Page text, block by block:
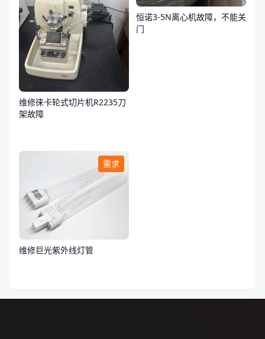
维修徕卡轮式切片机R2235刀
架故障
恒诺3-5N离心机故障，不能关
门
需求
维修巨光紫外线灯管